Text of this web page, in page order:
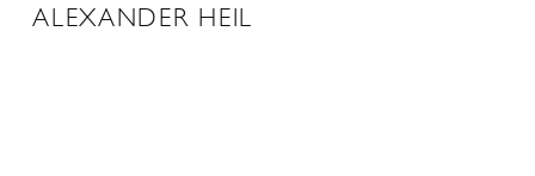
ALEXANDER HEIL